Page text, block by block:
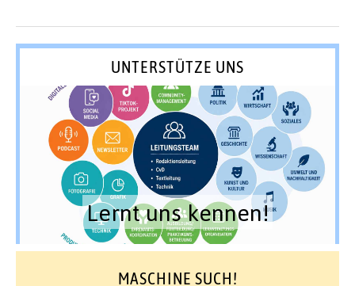
UNTERSTÜTZE UNS
Lernt uns kennen!
MASCHINE SUCH!